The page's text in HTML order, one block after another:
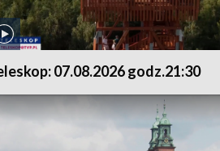
07.08.2026 godz.21:30